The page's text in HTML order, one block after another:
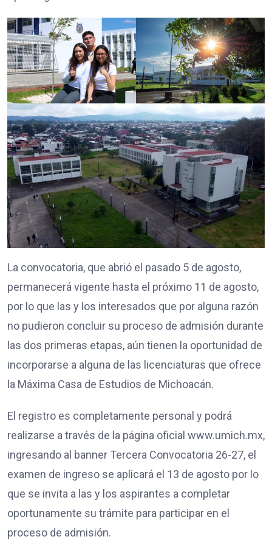
La convocatoria, que abrió el pasado 5 de agosto,
permanecerá vigente hasta el próximo 11 de agosto,
por lo que las y los interesados que por alguna razón
no pudieron concluir su proceso de admisión durante
las dos primeras etapas, aún tienen la oportunidad de
incorporarse a alguna de las licenciaturas que ofrece
la Máxima Casa de Estudios de Michoacán.
El registro es completamente personal y podrá
realizarse a través de la página oficial www.umich.mx,
ingresando al banner Tercera Convocatoria 26-27, el
examen de ingreso se aplicará el 13 de agosto por lo
que se invita a las y los aspirantes a completar
oportunamente su trámite para participar en el
proceso de admisión.